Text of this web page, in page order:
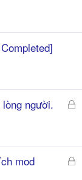
Đ
h
a
người.
Đ
mod